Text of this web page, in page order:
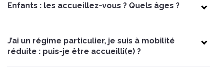
Enfants : les accueillez-vous ? Quels âges ?
J’ai un régime particulier, je suis à mobilité
réduite : puis-je être accueilli(e) ?